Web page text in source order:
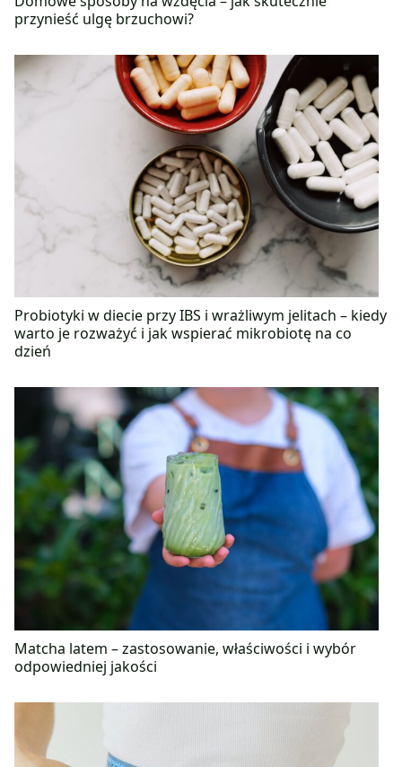
przynieść ulgę brzuchowi?
Probiotyki w diecie przy IBS i wrażliwym jelitach – kiedy
warto je rozważyć i jak wspierać mikrobiotę na co
dzień
Matcha latem – zastosowanie, właściwości i wybór
odpowiedniej jakości